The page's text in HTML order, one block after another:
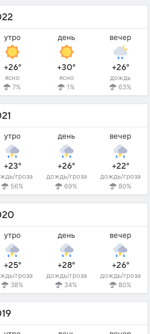
утро
+26°
ясно
7%
день
+30°
ясно
1%
вечер
+26°
дождь
63%
утро
+23°
гроза
56%
день
+26°
дождь/гроза
69%
вечер
+22°
дождь/гроза
80%
утро
+25°
гроза
38%
день
+28°
дождь/гроза
34%
вечер
+26°
дождь/гроза
80%